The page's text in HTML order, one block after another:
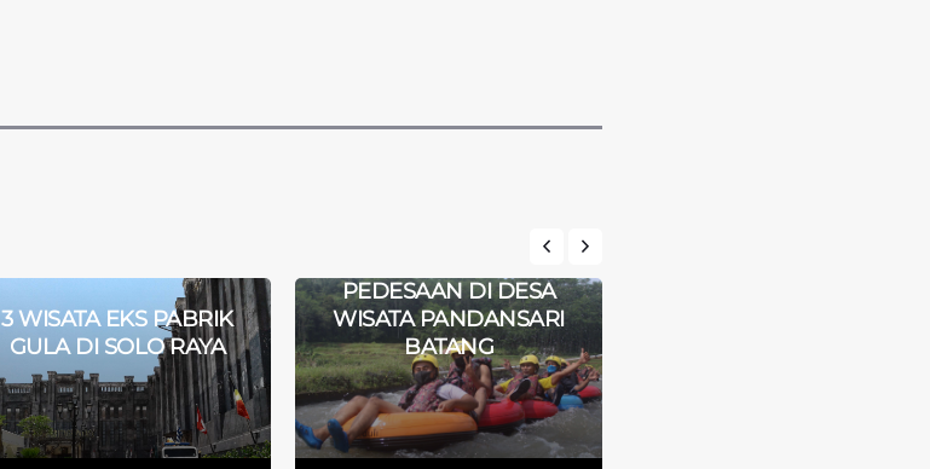
3 WISATA EKS PABRIK
GULA DI SOLO RAYA
PEDESAAN DI DESA
WISATA PANDANSARI
BATANG